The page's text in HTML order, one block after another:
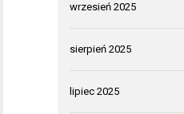
wrzesień 2025
sierpień 2025
lipiec 2025